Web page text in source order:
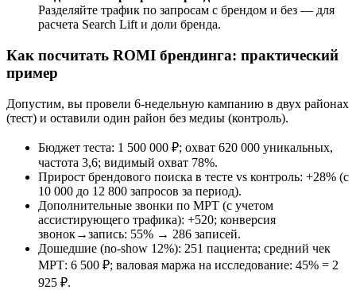
Разделяйте трафик по запросам с брендом и без — для
расчета Search Lift и доли бренда.
Как посчитать ROMI брендинга: практический
пример
Допустим, вы провели 6-недельную кампанию в двух районах
(тест) и оставили один район без медиы (контроль).
Бюджет теста: 1 500 000 ₽; охват 620 000 уникальных,
частота 3,6; видимый охват 78%.
Прирост брендового поиска в тесте vs контроль: +28% (с
10 000 до 12 800 запросов за период).
Дополнительные звонки по МРТ (с учетом
ассистирующего трафика): +520; конверсия
звонок→запись: 55% → 286 записей.
Дошедшие (no-show 12%): 251 пациента; средний чек
МРТ: 6 500 ₽; валовая маржа на исследование: 45% = 2
925 ₽.